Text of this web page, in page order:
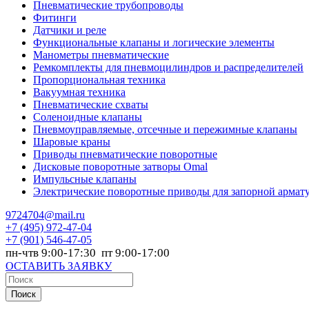
Пневматические трубопроводы
Фитинги
Датчики и реле
Функциональные клапаны и логические элементы
Манометры пневматические
Ремкомплекты для пневмоцилиндров и распределителей
Пропорциональная техника
Вакуумная техника
Пневматические схваты
Соленоидные клапаны
Пневмоуправляемые, отсечные и пережимные клапаны
Шаровые краны
Приводы пневматические поворотные
Дисковые поворотные затворы Omal
Импульсные клапаны
Электрические поворотные приводы для запорной
9724704@mail.ru
+7 (495) 972-47-04
+7 (901) 546-47-05
пн-чтв 9:00-17:30 пт 9:00-17:00
ОСТАВИТЬ ЗАЯВКУ
Поиск